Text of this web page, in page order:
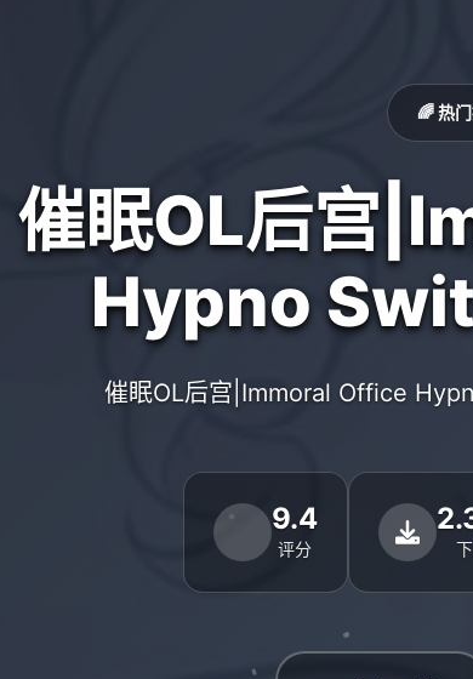
🌈 热
催眠OL后宫
Hypno
催眠OL后宫|Immoral Office
9.4
评分